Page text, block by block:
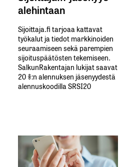
alehintaan
Sijoittaja.fi tarjoaa kattavat
työkalut ja tiedot markkinoiden
seuraamiseen sekä parempien
sijoituspäätösten tekemiseen.
SalkunRakentajan lukijat saavat
20 %:n alennuksen jäsenyydestä
alennuskoodilla SRSI20